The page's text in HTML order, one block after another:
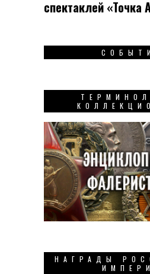
спек­таклей «Точка
НАГРАДЫ